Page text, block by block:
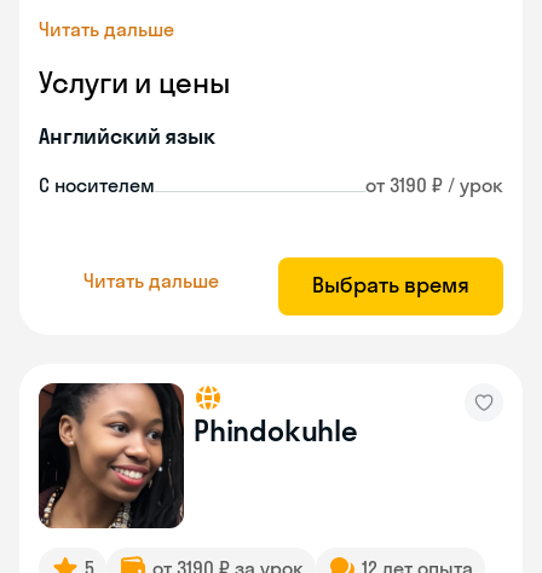
Читать дальше
Услуги и цены
Английский язык
С носителем от 3190 ₽ / урок
Читать дальше Выбрать время
Phindokuhle
5 от 3190 ₽ за урок
12 лет опыта